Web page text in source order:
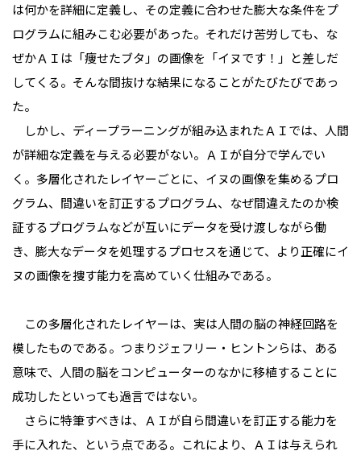
は何かを詳細に定義し、その定義に合わせた膨大な条件をプ
ログラムに組みこむ必要があった。それだけ苦労しても、な
ぜかＡＩは「痩せたブタ」の画像を「イヌです！」と差しだ
してくる。そんな間抜けな結果になることがたびたびであっ
た。
しかし、ディープラーニングが組み込まれたＡＩでは、人間
が詳細な定義を与える必要がない。ＡＩが自分で学んでい
く。多層化されたレイヤーごとに、イヌの画像を集めるプロ
グラム、間違いを訂正するプログラム、なぜ間違えたのか検
証するプログラムなどが互いにデータを受け渡しながら働
き、膨大なデータを処理するプロセスを通じて、より正確にイ
ヌの画像を捜す能力を高めていく仕組みである。
この多層化されたレイヤーは、実は人間の脳の神経回路を
模したものである。つまりジェフリー・ヒントンらは、ある
意味で、人間の脳をコンピューターのなかに移植することに
成功したといっても過言ではない。
さらに特筆すべきは、ＡＩが自ら間違いを訂正する能力を
手に入れた、という点である。これにより、ＡＩは与えられ